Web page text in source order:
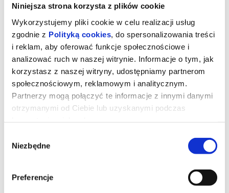
Niniejsza strona korzysta z plików cookie
Wykorzystujemy pliki cookie w celu realizacji usług
zgodnie z Polityką cookies , do spersonalizowania treści
i reklam, aby oferować funkcje społecznościowe i
analizować ruch w naszej witrynie. Informacje o tym, jak
korzystasz z naszej witryny, udostępniamy partnerom
społecznościowym, reklamowym i analitycznym.
Partnerzy mogą połączyć te informacje z innymi danymi
otrzymanymi od Ciebie lub uzyskanymi podczas
zgody
Niezbędne
Preferencje
Zawodowcy (NAPISY 2D)
Rachel, działająca w szarej strefie specjalistka od załatwiania
otrzymuje zlecenie od grupy nowojorskich inwestorów. Ma
odzyskać dług od mieszkającego na prywatnej wyspie,
dysponującego własną armią miliardera o szemranej reputacji.